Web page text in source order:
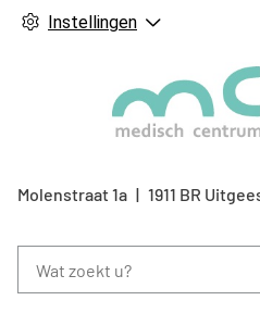
Instellingen
Molenstraat1a 1911 BR